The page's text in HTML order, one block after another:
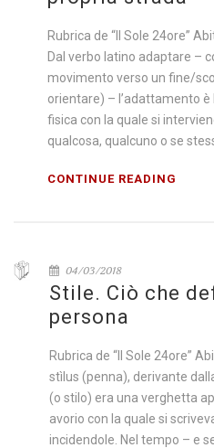
Rubrica de “Il Sole 24ore”
Dal verbo latino adaptare –
movimento verso un fine/
orientare) – l’adattamento
fisica con la quale si
qualcosa, qualcuno o se
CONTINUE READING
04/03/2018
Stile. Ciò che
persona
Rubrica de “Il Sole 24ore”
stìlus (penna), derivante
(o stilo) era una verghetta
avorio con la quale si
incidendole. Nel tempo – e